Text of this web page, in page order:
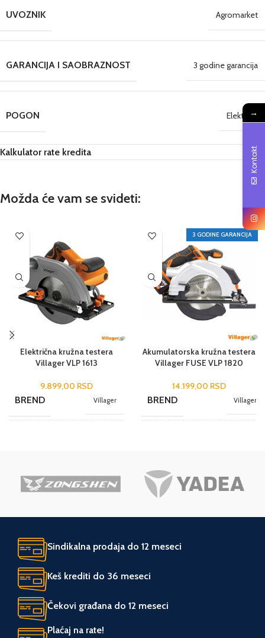
UVOZNIK Agromarket
GARANCIJA I SAOBRAZNOST 3 godine garancija
POGON Električni
Kalkulator rate kredita
Možda će vam se svideti:
Električna kružna testera
Villager VLP 1613
9.899,00 RSD
BREND Villager
JEDINICA MERE kom.
ZEMLJA POREKLA Kina
UVOZNIK Agromarket
3 GODINE GARANCIJA
Akumulatorska kružna testera
Villager FUSE VLP 1820
14.199,00 RSD
BREND Villager
JEDINICA MERE
ZEMLJA POREKLA Kina
SAOBRAZNOST
Sindikalna prodaja do 12 meseci
Keš krediti do 36 meseci
Čekovi građana do 12 meseci
Plaćaj na rate!
→
Kontakt